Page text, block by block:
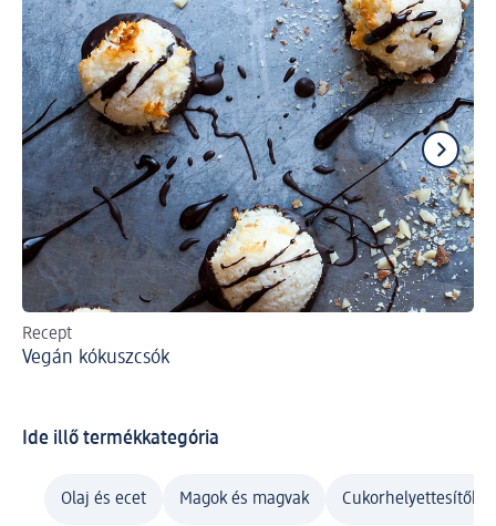
Recept
Vegán kókuszcsók
Ide illő termékkategória
Olaj és ecet Magok és magvak Cukorhelyettesítők